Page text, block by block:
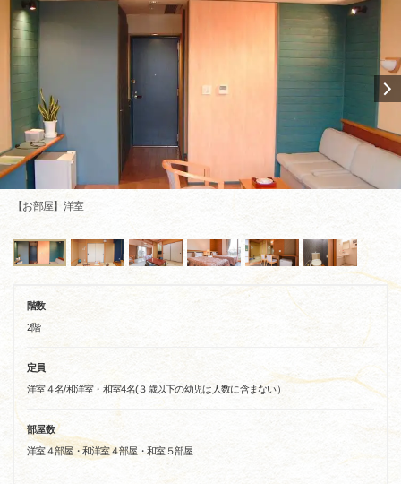
【お部屋】洋室
階数
2階
定員
洋室４名/和洋室・和室4名(３歳以下の幼児は人数に含まない）
部屋数
洋室４部屋・和洋室４部屋・和室５部屋